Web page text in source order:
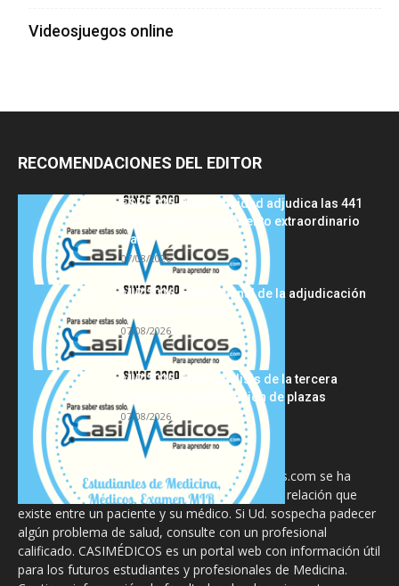
Videosjuegos online
RECOMENDACIONES DEL EDITOR
FSE 2025-2026: Sanidad adjudica las 441
plazas del procedimiento extraordinario
tras...
07/08/2026
MIR 2026: análisis final de la adjudicación
de plazas y claves...
07/08/2026
MIR 2025-2026: análisis de la tercera
semana de adjudicación de plazas
07/08/2026
La información proporcionada en CasiMedicos.com se ha
diseñado para complementar, no substituir, la relación que
existe entre un paciente y su médico. Si Ud. sospecha padecer
algún problema de salud, consulte con un profesional
calificado. CASIMÉDICOS es un portal web con información útil
para los futuros estudiantes y profesionales de Medicina.